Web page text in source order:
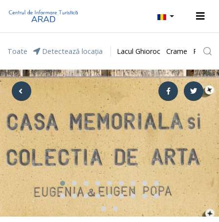
Toate Detectează locația Lacul Ghioroc Crame Parcul